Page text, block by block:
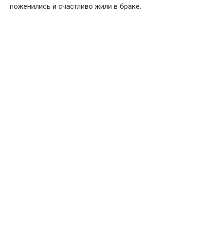
поженились и счастливо жили в браке.